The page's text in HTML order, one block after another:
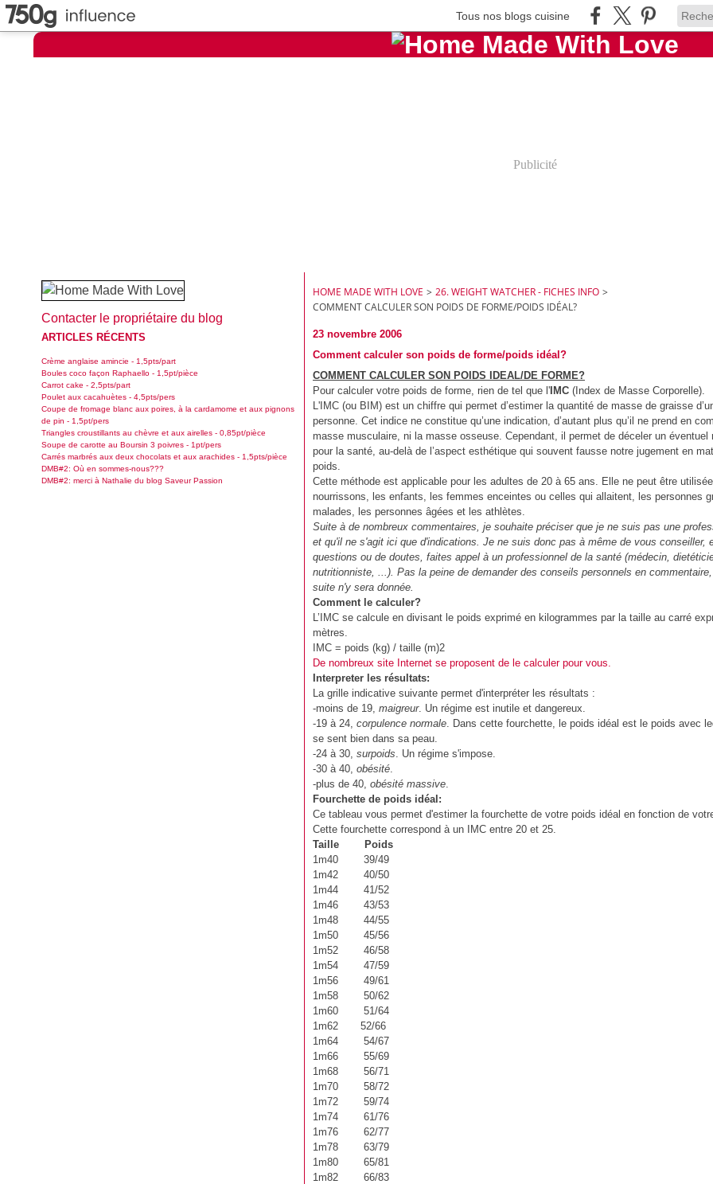
Tous nos blogs cuisine
Publicité
Contacter le propriétaire du blog
ARTICLES RÉCENTS
Crème anglaise amincie - 1,5pts/part
Boules coco façon Raphaello - 1,5pt/pièce
Carrot cake - 2,5pts/part
Poulet aux cacahuètes - 4,5pts/pers
Coupe de fromage blanc aux poires, à la cardamome et aux pignons
de pin - 1,5pt/pers
Triangles croustillants au chèvre et aux airelles - 0,85pt/pièce
Soupe de carotte au Boursin 3 poivres - 1pt/pers
Carrés marbrés aux deux chocolats et aux arachides - 1,5pts/pièce
DMB#2: Où en sommes-nous???
DMB#2: merci à Nathalie du blog Saveur Passion
HOME MADE WITH LOVE > 26. WEIGHT WATCHER - FICHES INFO >
COMMENT CALCULER SON POIDS DE FORME/POIDS IDÉAL?
23 novembre 2006
Comment calculer son poids de forme/poids idéal?
COMMENT CALCULER SON POIDS IDEAL/DE FORME?
Pour calculer votre poids de forme, rien de tel que l' IMC (Index de Masse Corporelle).
L'IMC (ou BIM) est un chiffre qui permet d’estimer la quantité de masse de graisse
personne. Cet indice ne constitue qu’une indication, d’autant plus qu’il ne prend en
masse musculaire, ni la masse osseuse. Cependant, il permet de déceler un éventuel
pour la santé, au-delà de l’aspect esthétique qui souvent fausse notre jugement en
poids.
Cette méthode est applicable pour les adultes de 20 à 65 ans. Elle ne peut être
nourrissons, les enfants, les femmes enceintes ou celles qui allaitent, les personnes
malades, les personnes âgées et les athlètes.
Suite à de nombreux commentaires, je souhaite préciser que je ne suis pas une
et qu'il ne s'agit ici que d'indications. Je ne suis donc pas à même de vous conseiller,
questions ou de doutes, faites appel à un professionnel de la santé (médecin,
nutritionniste, ...). Pas la peine de demander des conseils personnels en
suite n'y sera donnée.
Comment le calculer?
L’IMC se calcule en divisant le poids exprimé en kilogrammes par la taille au carré
mètres.
IMC = poids (kg) / taille (m)2
De nombreux site Internet se proposent de le calculer pour vous.
Interpreter les résultats:
La grille indicative suivante permet d'interpréter les résultats :
-moins de 19, maigreur. Un régime est inutile et dangereux.
-19 à 24, corpulence normale. Dans cette fourchette, le poids idéal est le poids avec
se sent bien dans sa peau.
-24 à 30, surpoids. Un régime s'impose.
-30 à 40, obésité.
-plus de 40, obésité massive.
Fourchette de poids idéal:
Ce tableau vous permet d'estimer la fourchette de votre poids idéal en fonction de
Cette fourchette correspond à un IMC entre 20 et 25.
Taille Poids
1m40 39/49
1m42 40/50
1m44 41/52
1m46 43/53
1m48 44/55
1m50 45/56
1m52 46/58
1m54 47/59
1m56 49/61
1m58 50/62
1m60 51/64
1m62 52/66
1m64 54/67
1m66 55/69
1m68 56/71
1m70 58/72
1m72 59/74
1m74 61/76
1m76 62/77
1m78 63/79
1m80 65/81
1m82 66/83